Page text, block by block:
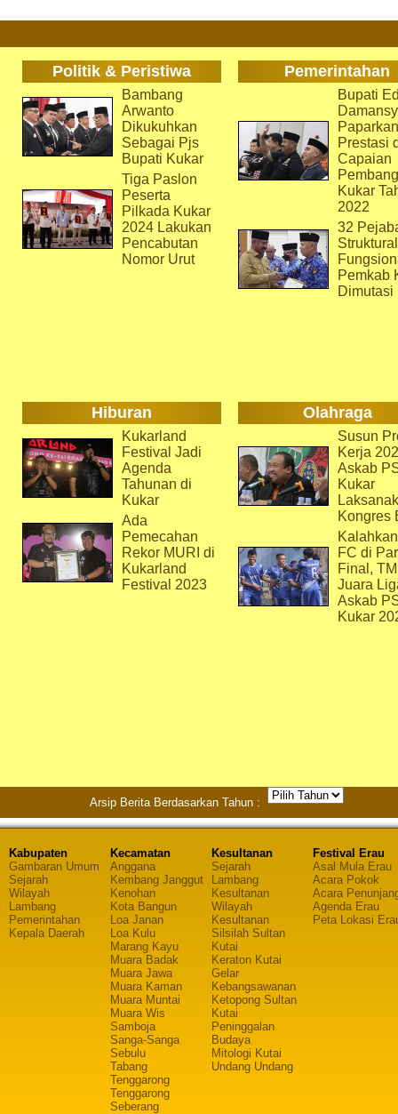
Politik & Peristiwa Pemerintahan
Bambang
Arwanto
Dikukuhkan
Sebagai Pjs
Bupati Kukar
Tiga Paslon
Peserta
Pilkada Kukar
2024 Lakukan
Pencabutan
Nomor Urut
Bupati
Paparkan
Prestasi
Capaian
Kukar
2022
32
Pemkab
Dimutasi
Hiburan Olahraga
Kukarland
Festival Jadi
Agenda
Tahunan di
Kukar
Ada
Pemecahan
Rekor MURI di
Kukarland
Festival 2023
Susun
Kerja
Askab
Kukar
Kongres
FC di
Final,
Juara
Askab
Kukar
Arsip Berita Berdasarkan Tahun :
Kabupaten
Gambaran Umum
Sejarah
Wilayah
Lambang
Pemerintahan
Kepala Daerah
Kecamatan
Anggana
Kembang Janggut
Kenohan
Kota Bangun
Loa Janan
Loa Kulu
Marang Kayu
Muara Badak
Muara Jawa
Muara Kaman
Muara Muntai
Muara Wis
Samboja
Sanga-Sanga
Sebulu
Tabang
Tenggarong
Tenggarong
Seberang
Kesultanan
Sejarah
Lambang
Kesultanan
Wilayah
Kesultanan
Silsilah Sultan
Kutai
Keraton Kutai
Gelar
Kebangsawanan
Ketopong Sultan
Kutai
Peninggalan
Budaya
Mitologi Kutai
Undang Undang
Festival Erau
Asal Mula Erau
Acara Pokok
Acara
Agenda Erau
Peta Lokasi